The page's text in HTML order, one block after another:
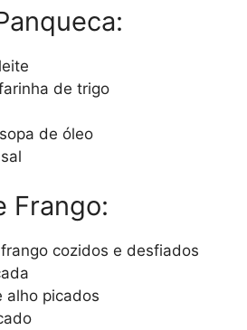
de trigo
de óleo
Frango:
cozidos e desfiados
alho picados